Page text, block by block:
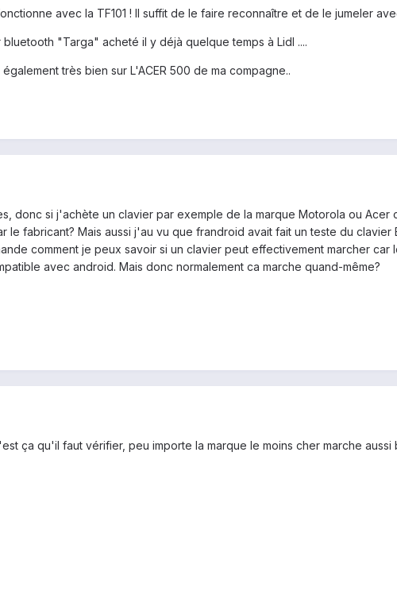
avec la TF101 ! Il suffit de le faire reconnaître et de le jumeler
"Targa" acheté il y déjà quelque temps à Lidl ....
très bien sur L'ACER 500 de ma compagne..
donc si j'achète un clavier par exemple de la marque Motorola ou
le fabricant? Mais aussi j'au vu que frandroid avait fait un teste du
comment je peux savoir si un clavier peut effectivement marcher
avec android. Mais donc normalement ca marche quand-même?
ça qu'il faut vérifier, peu importe la marque le moins cher marche